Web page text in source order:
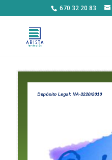
670 32 20 83